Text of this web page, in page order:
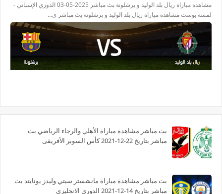
مشاهدة مباراة ريال بلد الوليد و برشلونة بث مباشر 2025-05-03 الدوري الإسباني -
لمسة بوست مشاهدة مباراة ريال بلد الوليد و برشلونة بث مباشر ي…
بث مباشر مشاهدة مباراة الأهلي والرجاء الرياضي بث
مباشر بتاريخ 22-12-2021 كأس السوبر الأفريقى
بث مباشر مشاهدة مباراة مانشستر سيتي وليدز يونايتد بث
مباشر بتاريخ 14-12-2021 الدوري الانجليزي